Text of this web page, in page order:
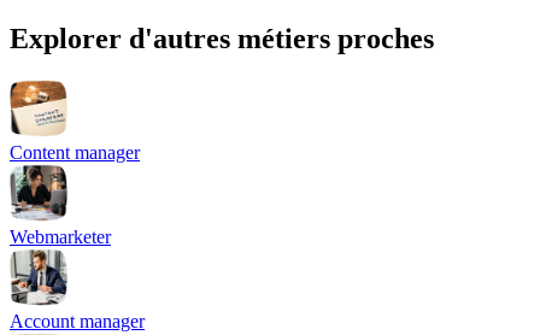
Explorer d'autres métiers proches
Content manager
Webmarketer
Account manager